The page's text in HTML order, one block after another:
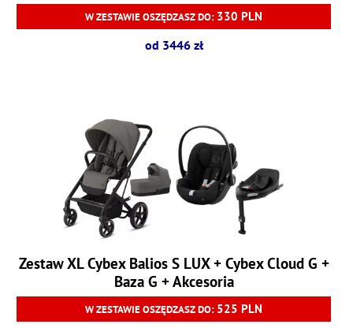
W ZESTAWIE OSZĘDZASZ DO: 330 PLN
od 3446 zł
Zestaw XL Cybex Balios S LUX + Cybex Cloud G +
Baza G + Akcesoria
W ZESTAWIE OSZĘDZASZ DO: 525 PLN